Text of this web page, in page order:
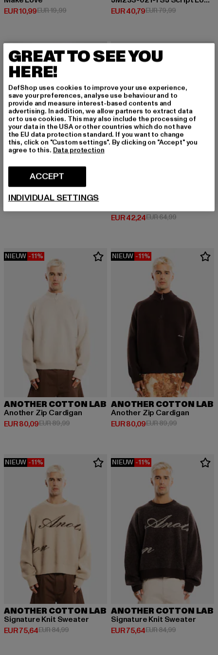
EUR 10,99
Huidige prijs: EUR 10,99
EUR 19,99Actieprijs: EUR 19,99EUR 40,79
Huidige prijs: EUR 40,79
EUR 79,99Actieprijs:
-12%
ECKO UNLTD.
Double
EUR 21,99
Huidige prijs: EUR 21,99
EUR 24,99Actieprijs: EUR 24,99
-35%
EUR 42,24
Huidige prijs: EUR 42,24
EUR 64,99Actieprijs:
NIEUW -11%
ANOTHER COTTON LAB
Another Zip Cardigan
EUR 80,09
Huidige prijs: EUR 80,09
EUR 89,99Actieprijs: EUR 89,99
NIEUW -11%
ANOTHER COTTON LAB
Another Zip Cardigan
EUR 80,09
Huidige prijs: EUR 80,09
EUR 89,99Actieprijs:
NIEUW -11%
ANOTHER COTTON LAB
Signature Knit Sweater
EUR 75,64
Huidige prijs: EUR 75,64
EUR 84,99Actieprijs: EUR 84,99
NIEUW -11%
ANOTHER COTTON LAB
Signature Knit Sweater
EUR 75,64
Huidige prijs: EUR 75,64
EUR 84,99Actieprijs:
GREAT TO SEE YOU
HERE!
DefShop uses cookies to improve your use experience,
save your preferences, analyse use behaviour and to
provide and measure interest-based contents and
advertising. In addition, we allow partners to extract data
or to use cookies. This may also include the processing of
your data in the USA or other countries which do not have
the EU data protection standard. If you want to change
this, click on "Custom settings". By clicking on "Accept" you
agree to this. Data protection
ACCEPT
INDIVIDUAL SETTINGS